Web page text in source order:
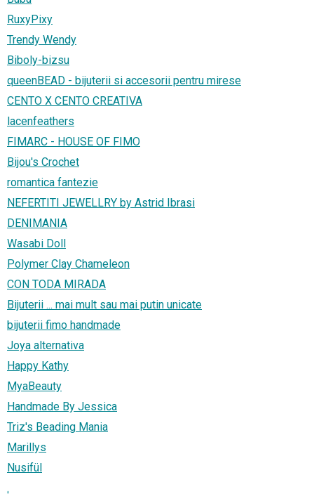
RuxyPixy
Trendy Wendy
Biboly-bizsu
queenBEAD - bijuterii si accesorii pentru mirese
CENTO X CENTO CREATIVA
lacenfeathers
FIMARC - HOUSE OF FIMO
Bijou's Crochet
romantica fantezie
NEFERTITI JEWELLRY by Astrid Ibrasi
DENIMANIA
Wasabi Doll
Polymer Clay Chameleon
CON TODA MIRADA
Bijuterii ... mai mult sau mai putin unicate
bijuterii fimo handmade
Joya alternativa
Happy Kathy
MyaBeauty
Handmade By Jessica
Triz's Beading Mania
Marillys
Nusifül
.